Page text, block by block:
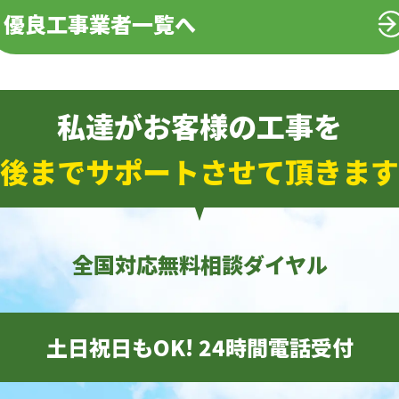
優良工事業者一覧へ
私達がお客様の工事を
までサポートさせて頂きま
全国対応無料相談ダイヤル
土日祝日もOK! 24時間電話受付